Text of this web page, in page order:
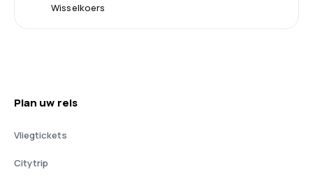
Wisselkoers
Plan uw reis
Vliegtickets
Citytrip